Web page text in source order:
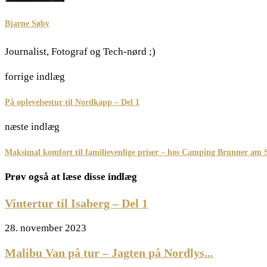
Bjarne Søby
Journalist, Fotograf og Tech-nørd ;)
forrige indlæg
På oplevelsestur til Nordkapp – Del 1
næste indlæg
Maksimal komfort til familievenlige priser – hos Camping Brunner am
Prøv også at læse disse indlæg
Vintertur til Isaberg – Del 1
28. november 2023
Malibu Van på tur – Jagten på Nordlys...